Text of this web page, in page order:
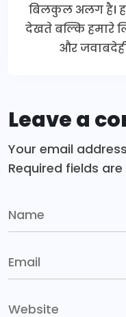
बिलकुल अलग है।
देखते बल्कि हमारे
और
Leave a
Your email
Required fields